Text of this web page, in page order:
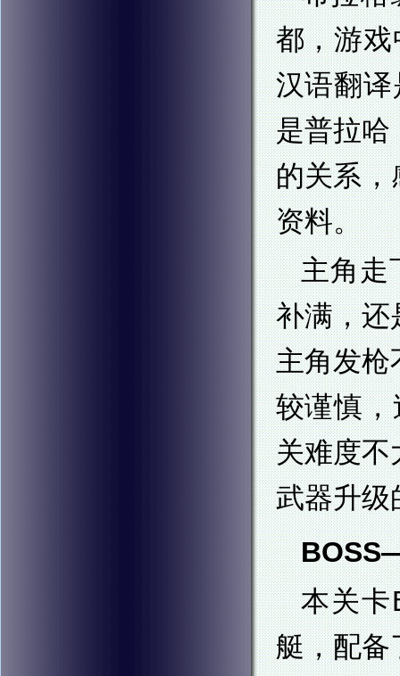
都，游
汉语翻
是普拉哈
的关系，
资料。
主角走
补满，还
主角发枪
较谨慎
关难度不
武器升级
本关卡
艇，配备